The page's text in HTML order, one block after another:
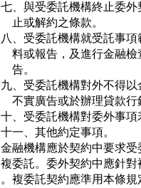
七、與受委託機構終止委
    止或解約之條款。
八、受委託機構就受託事
料或報告，及進行金融
    告。
九、受委託機構對外不得
不實廣告或於辦理貸款
十、受委託機構對委外事
十一、其他約定事項。
金融機構應於契約中要求
複委託。委外契約中應針
。複委託契約應準用本條規